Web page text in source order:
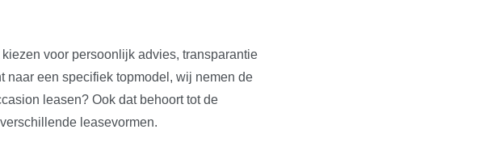
voor persoonlijk advies, transparantie
naar een specifiek topmodel, wij nemen de
leasen? Ook dat behoort tot de
leasevormen.